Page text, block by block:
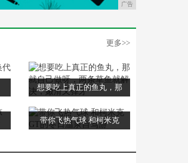
广告
更多>>
想要吃上真正的鱼丸，那
带你飞热气球 和柯米克